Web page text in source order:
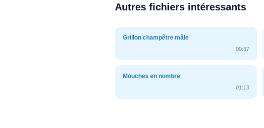
Autres fichiers intéressants
Grillon champêtre mâle
00:37
Mouches en nombre
01:13